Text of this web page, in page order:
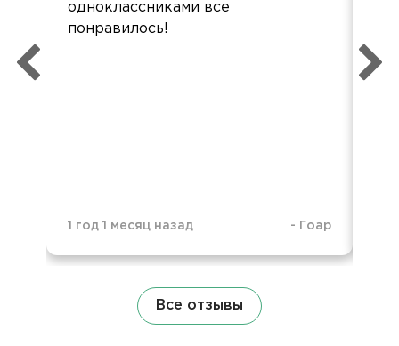
одноклассниками все
понравилось!
1 год 1 месяц назад - Гоар
Все отзывы